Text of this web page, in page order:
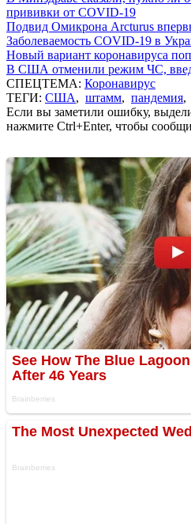
прививки от COVID-19
Подвид Омикрона Arcturus
Заболеваемость COVID-19 в
Новый вариант коронавируса
В США отменили режим ЧС,
СПЕЦТЕМА: Коронавирус
ТЕГИ: США, штамм, пандемия,
Если вы заметили ошибку,
нажмите Ctrl+Enter, чтобы